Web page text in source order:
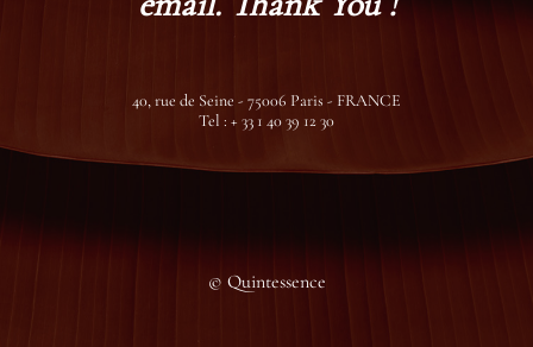
40, rue de Seine - 75006 Paris - FRANCE
Tel : + 33 1 40 39 12 30
© Quintessence